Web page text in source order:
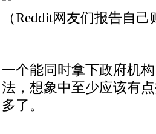
（Reddit网友们报告自己
一个能同时拿下政府机
法，想象中至少应该有
多了。